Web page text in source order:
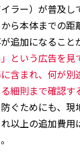
ラー）が普及し
ら本体までの
追加になること
」という広告を
含まれ、何が別
細則まで確認す
ぐためにも、現
以上の追加費